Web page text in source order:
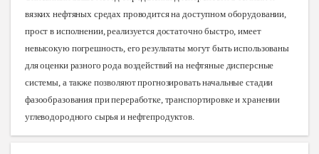
вязких нефтяных средах проводится на доступном оборудовании,
прост в исполнении, реализуется достаточно быстро, имеет
невысокую погрешность, его результаты могут быть использованы
для оценки разного рода воздействий на нефтяные дисперсные
системы, а также позволяют прогнозировать начальные стадии
фазообразования при переработке, транспортировке и хранении
углеводородного сырья и нефтепродуктов.